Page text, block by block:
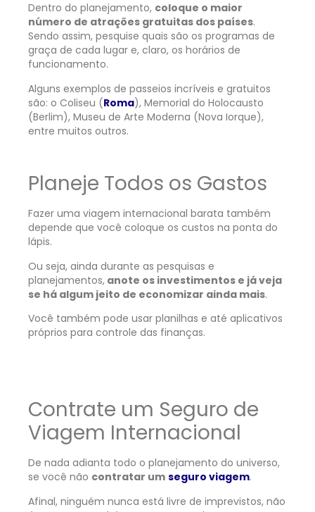
Dentro do planejamento, coloque o maior
número de atrações gratuitas dos países.
Sendo assim, pesquise quais são os programas de
graça de cada lugar e, claro, os horários de
funcionamento.
Alguns exemplos de passeios incríveis e gratuitos
são: o Coliseu (Roma), Memorial do Holocausto
(Berlim), Museu de Arte Moderna (Nova Iorque),
entre muitos outros.
Planeje Todos os Gastos
Fazer uma viagem internacional barata também
depende que você coloque os custos na ponta do
lápis.
Ou seja, ainda durante as pesquisas e
planejamentos, anote os investimentos e já veja
se há algum jeito de economizar ainda mais.
Você também pode usar planilhas e até aplicativos
próprios para controle das finanças.
Contrate um Seguro de
Viagem Internacional
De nada adianta todo o planejamento do universo,
se você não contratar um seguro viagem.
Afinal, ninguém nunca está livre de imprevistos, não